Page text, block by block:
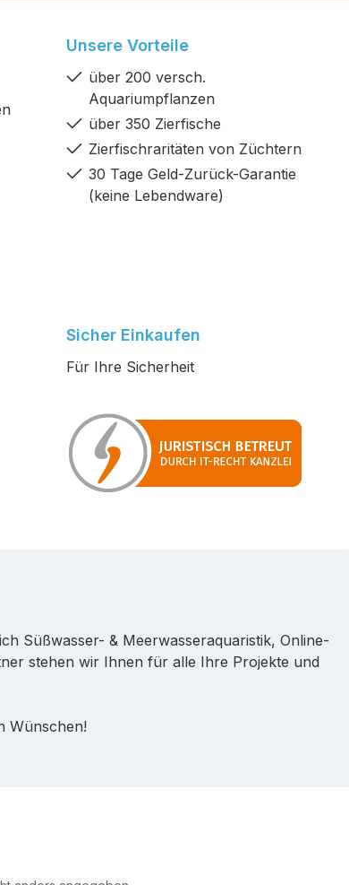
Unsere Vorteile
über 200 versch.
Aquariumpflanzen
über 350 Zierfische
Zierfischraritäten von Züchtern
30 Tage Geld-Zurück-Garantie
(keine Lebendware)
Sicher Einkaufen
Für Ihre Sicherheit
Süßwasser- & Meerwasseraquaristik, Online-
stehen wir Ihnen für alle Ihre Projekte und
Wünschen!